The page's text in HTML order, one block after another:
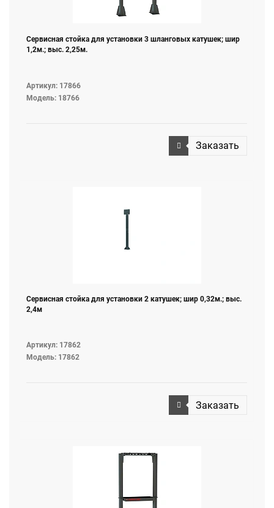
Сервисная стойка для установки 3 шланговых катушек; шир
1,2м.; выс. 2,25м.
Артикул: 17866
Модель: 18766
Заказать
Сервисная стойка для установки 2 катушек; шир 0,32м.; выс.
2,4м
Артикул: 17862
Модель: 17862
Заказать